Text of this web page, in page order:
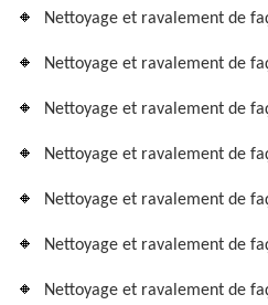
Nettoyage et ravalement de
Nettoyage et ravalement de
Nettoyage et ravalement de
Nettoyage et ravalement de
Nettoyage et ravalement de
Nettoyage et ravalement de
Nettoyage et ravalement de